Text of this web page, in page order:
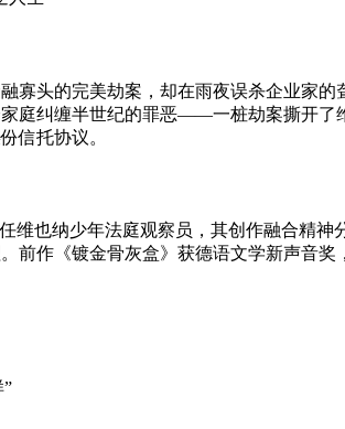
头的完美劫案，却在雨夜误杀企业家
庭纠缠半世纪的罪恶——一桩劫案撕开
信托协议。
维也纳少年法庭观察员，其创作融合精
作《镀金骨灰盒》获德语文学新声音